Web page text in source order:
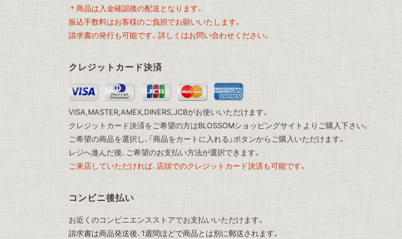
＊商品は入金確認後の配送となります。
振込手数料はお客様のご負担でお願いいたします。
請求書の発行も可能です。詳しくはお問い合わせください。
クレジットカード決済
VISA,MASTER,AMEX,DINERS,JCBがお使いいただけます。
クレジットカード決済をご希望の方はBLOSSOMショッピングサイト よりご購入下さい。
ご希望の商品を選択し、「商品をカートに入れる」ボタンからご購入いただけます。
レジへ進んだ後、ご希望のお支払い方法が選択できます。
ご来店していただければ、店頭でのクレジットカード決済も可能です。
コンビニ後払い
お近くのコンビニエンスストアでお支払いいただけます。
請求書は商品発送後、1週間ほどで商品とは別に郵送されます。